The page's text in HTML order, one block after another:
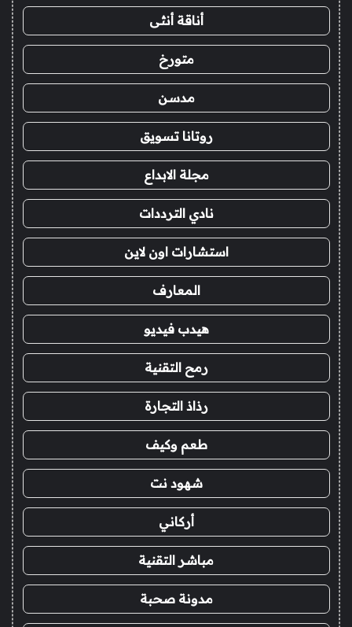
أناقة أنثى
متورخ
مدسن
روتانا تسويق
مجلة الابداع
نادي الترددات
استشارات اون لاين
المعارف
هيدب فيديو
رمح التقنية
رذاذ التجارة
طعم وكيف
شهود نت
أركاني
مباشر التقنية
مدونة صحبة